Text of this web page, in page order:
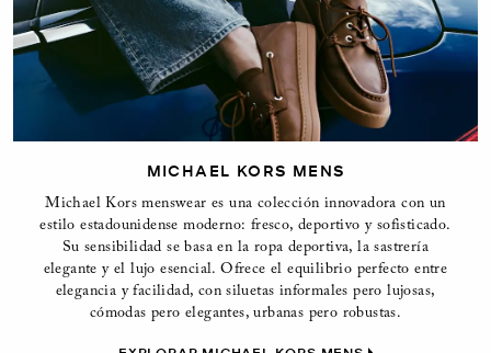
MICHAEL KORS MENS
Michael Kors menswear es una colección innovadora con un
estilo estadounidense moderno: fresco, deportivo y sofisticado.
Su sensibilidad se basa en la ropa deportiva, la sastrería
elegante y el lujo esencial. Ofrece el equilibrio perfecto entre
elegancia y facilidad, con siluetas informales pero lujosas,
cómodas pero elegantes, urbanas pero robustas.